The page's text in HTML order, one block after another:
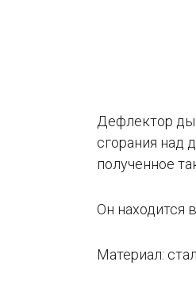
Дефлектор
сгорания над
полученное
Он находится
Материал: